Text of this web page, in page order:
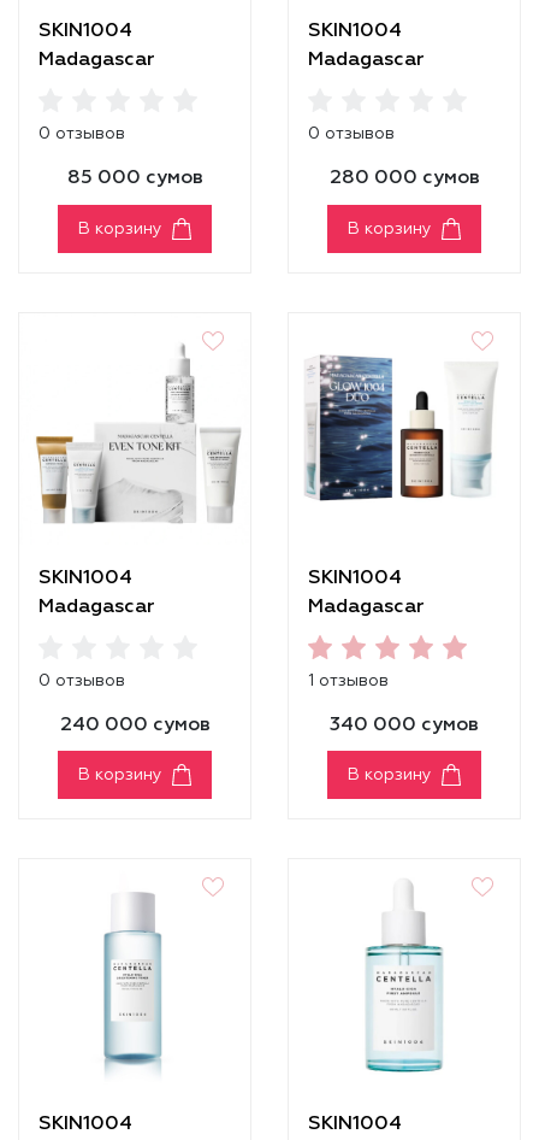
SKIN1004
Madagascar
0 отзывов
85 000 сумов
В корзину
SKIN1004
Madagascar
0 отзывов
280 000 сумов
В корзину
SKIN1004
Madagascar
0 отзывов
240 000 сумов
В корзину
SKIN1004
Madagascar
Centella Glow 1004
Duo Set
1 отзывов
340 000 сумов
В корзину
SKIN1004 SKIN1004